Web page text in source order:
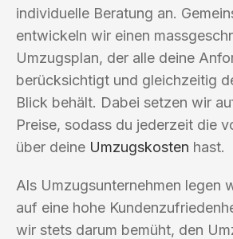
individuelle Beratung an.
entwickeln wir einen
Umzugsplan, der alle deine
berücksichtigt und gleichzeitig
Blick behält. Dabei setzen wir
Preise, sodass du jederzeit die
über deine Umzugskosten hast.
Als Umzugsunternehmen legen
auf eine hohe
wir stets darum bemüht, den